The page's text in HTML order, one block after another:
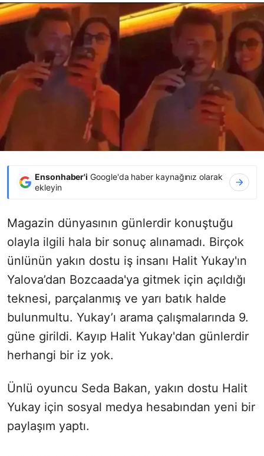
Ensonhaber'i Google'da haber kaynağınız olarak
ekleyin
Magazin dünyasının günlerdir konuştuğu
olayla ilgili hala bir sonuç alınamadı. Birçok
ünlünün yakın dostu iş insanı Halit Yukay'ın
Yalova’dan Bozcaada'ya gitmek için açıldığı
teknesi, parçalanmış ve yarı batık halde
bulunmultu. Yukay’ı arama çalışmalarında 9.
güne girildi. Kayıp Halit Yukay'dan günlerdir
herhangi bir iz yok.
Ünlü oyuncu Seda Bakan, yakın dostu Halit
Yukay için sosyal medya hesabından yeni bir
paylaşım yaptı.